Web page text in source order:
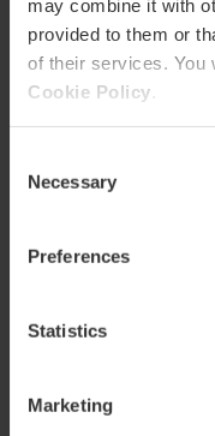
may combine it with
provided to them or
of their services. You
Cookie Policy
Selection
Necessary
Preferences
Statistics
Marketing